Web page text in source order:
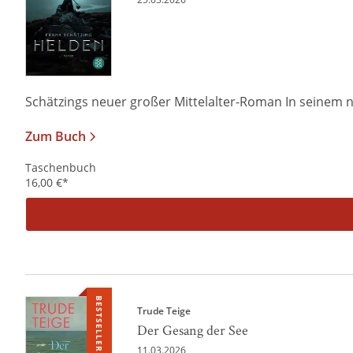
Schätzings neuer großer Mittelalter-Roman In seinem
Zum Buch
Taschenbuch
16,00 €*
BESTSELLER Trude Teige
Der Gesang der See